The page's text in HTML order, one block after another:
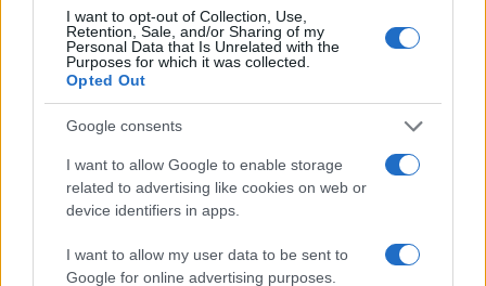
I want to opt-out of Collection, Use,
Retention, Sale, and/or Sharing of my
Personal Data that Is Unrelated with the
Purposes for which it was collected.
Opted Out
Google consents
I want to allow Google to enable storage
related to advertising like cookies on web or
device identifiers in apps.
I want to allow my user data to be sent to
Google for online advertising purposes.
Σχόλια